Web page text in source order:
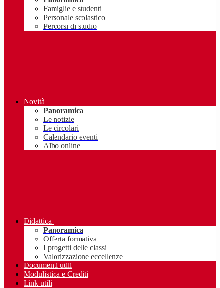
Famiglie e studenti
Personale scolastico
Percorsi di studio
Novità
Panoramica
Le notizie
Le circolari
Calendario eventi
Albo online
Didattica
Panoramica
Offerta formativa
I progetti delle classi
Valorizzazione eccellenze
Documenti utili
Modulistica e Crediti
Link utili